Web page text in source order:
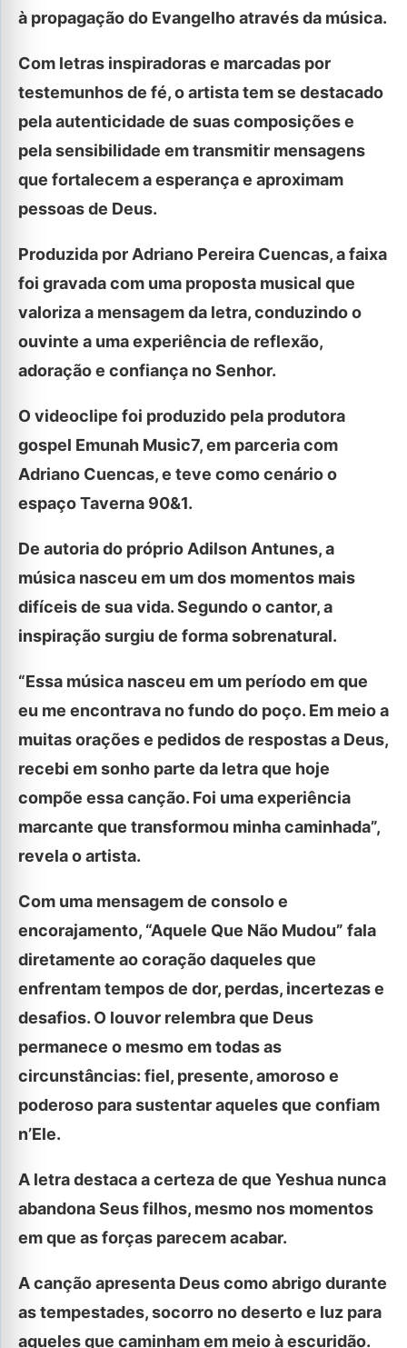
à propagação do Evangelho através da música.
Com letras inspiradoras e marcadas por
testemunhos de fé, o artista tem se destacado
pela autenticidade de suas composições e
pela sensibilidade em transmitir mensagens
que fortalecem a esperança e aproximam
pessoas de Deus.
Produzida por Adriano Pereira Cuencas, a faixa
foi gravada com uma proposta musical que
valoriza a mensagem da letra, conduzindo o
ouvinte a uma experiência de reflexão,
adoração e confiança no Senhor.
O videoclipe foi produzido pela produtora
gospel Emunah Music7, em parceria com
Adriano Cuencas, e teve como cenário o
espaço Taverna 90&1.
De autoria do próprio Adilson Antunes, a
música nasceu em um dos momentos mais
difíceis de sua vida. Segundo o cantor, a
inspiração surgiu de forma sobrenatural.
“Essa música nasceu em um período em que
eu me encontrava no fundo do poço. Em meio a
muitas orações e pedidos de respostas a Deus,
recebi em sonho parte da letra que hoje
compõe essa canção. Foi uma experiência
marcante que transformou minha caminhada”,
revela o artista.
Com uma mensagem de consolo e
encorajamento, “Aquele Que Não Mudou” fala
diretamente ao coração daqueles que
enfrentam tempos de dor, perdas, incertezas e
desafios. O louvor relembra que Deus
permanece o mesmo em todas as
circunstâncias: fiel, presente, amoroso e
poderoso para sustentar aqueles que confiam
n’Ele.
A letra destaca a certeza de que Yeshua nunca
abandona Seus filhos, mesmo nos momentos
em que as forças parecem acabar.
A canção apresenta Deus como abrigo durante
as tempestades, socorro no deserto e luz para
aqueles que caminham em meio à escuridão.